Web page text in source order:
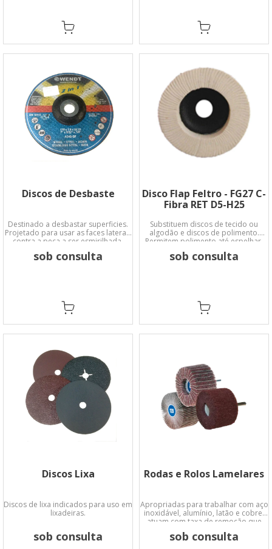
Discos de Desbaste
Destinado a desbastar superficies.
Projetado para usar as faces laterais
contra a peça a ser esmirilhada.
sob consulta
Disco Flap Feltro - FG27 C-
Fibra RET D5-H25
Substituem discos de tecido ou
algodão e discos de polimento.
Permitem polimento até espelhar.
sob consulta
Discos Lixa
Discos de lixa indicados para uso em
lixadeiras.
sob consulta
Rodas e Rolos Lamelares
Apropriadas para trabalhar com aço
inoxidável, alumínio, latão e cobre,
atuam com taxa de remoção que
deixa um acabamento acetinado
uniforme.
sob consulta